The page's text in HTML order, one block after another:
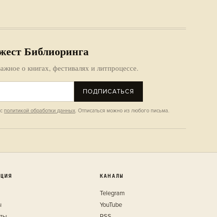
Библиоринга
о книгах, фестивалях и литпроцессе.
ПОДПИСАТЬСЯ
политикой обработки данных. Отписаться можно из любого письма.
КАНАЛЫ
Telegram
YouTube